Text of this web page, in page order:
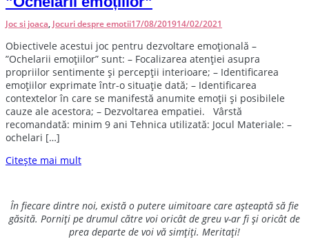
Joc si joaca, Jocuri despre emotii17/08/201914/02/2021
Obiectivele acestui joc pentru dezvoltare emoțională –
”Ochelarii emoțiilor” sunt: – Focalizarea atenției asupra
propriilor sentimente și percepții interioare; – Identificarea
emoţiilor exprimate într-o situaţie dată; – Identificarea
contextelor în care se manifestă anumite emoţii şi posibilele
cauze ale acestora; – Dezvoltarea empatiei. Vârstă
recomandată: minim 9 ani Tehnica utilizată: Jocul Materiale: –
ochelari […]
Citește mai mult
În fiecare dintre noi, există o putere uimitoare care așteaptă să fie
găsită. Porniți pe drumul către voi oricât de greu v-ar fi și oricât de
prea departe de voi vă simțiți. Meritați!